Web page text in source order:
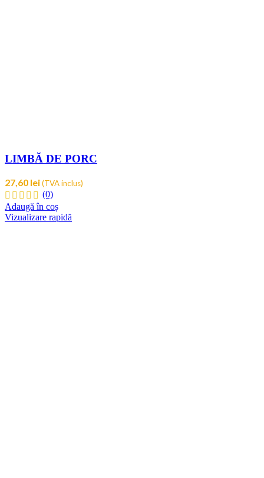
LIMBĂ DE PORC
27,60 lei(TVA inclus)
(0)
Adaugă în coș
Vizualizare rapidă